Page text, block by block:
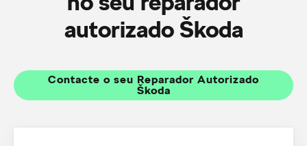
autorizado Škoda
Contacte o seu Reparador Autorizado
Škoda